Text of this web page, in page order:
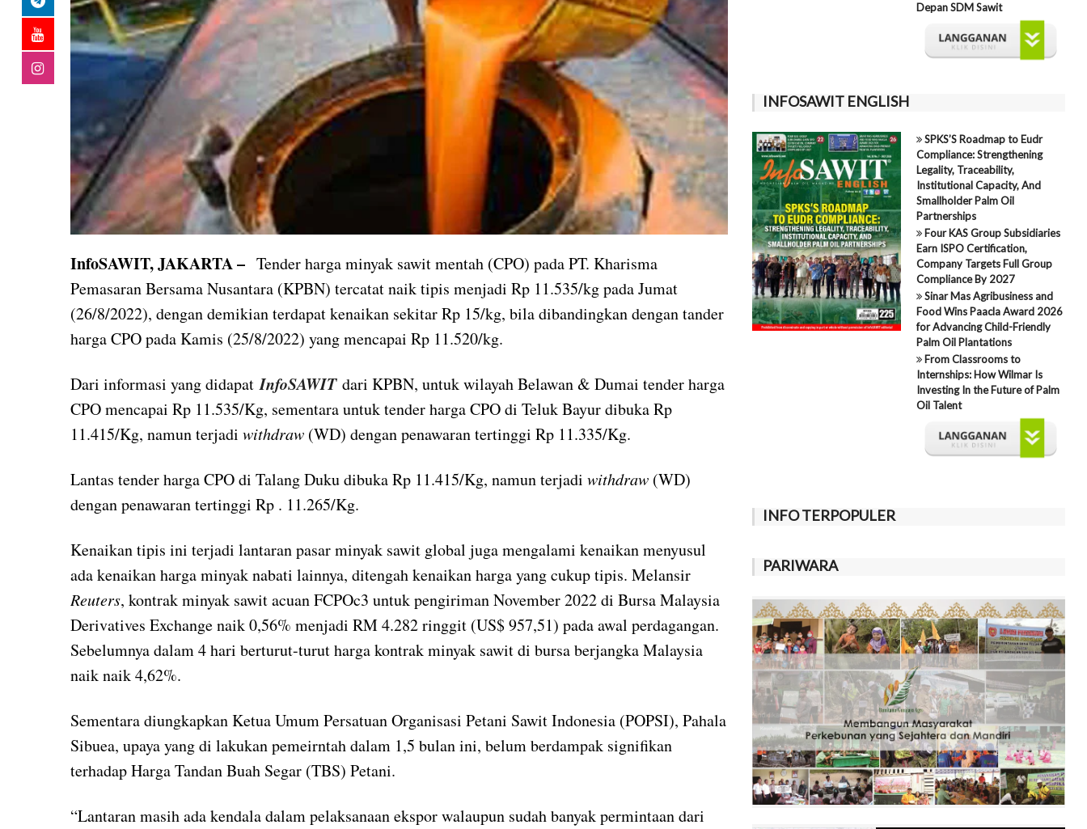
InfoSAWIT, JAKARTA – Tender harga minyak sawit mentah (CPO) pada PT. Kharisma
Pemasaran Bersama Nusantara (KPBN) tercatat naik tipis menjadi Rp 11.535/kg pada Jumat
(26/8/2022), dengan demikian terdapat kenaikan sekitar Rp 15/kg, bila dibandingkan dengan tander
harga CPO pada Kamis (25/8/2022) yang mencapai Rp 11.520/kg.
Dari informasi yang didapatInfoSAWITdari KPBN, untuk wilayah Belawan & Dumai tender harga
CPO mencapai Rp 11.535/Kg, sementara untuk tender harga CPO di Teluk Bayur dibuka Rp
11.415/Kg, namun terjadi withdraw(WD) dengan penawaran tertinggi Rp 11.335/Kg.
Lantas tender harga CPO di Talang Duku dibuka Rp 11.415/Kg, namun terjadi withdraw(WD)
dengan penawaran tertinggi Rp . 11.265/Kg.
Kenaikan tipis ini terjadi lantaran pasar minyak sawit global juga mengalami kenaikan menyusul
ada kenaikan harga minyak nabati lainnya, ditengah kenaikan harga yang cukup tipis. Melansir
Reuters, kontrak minyak sawit acuan FCPOc3 untuk pengiriman November 2022 di Bursa Malaysia
Derivatives Exchange naik 0,56% menjadi RM 4.282 ringgit (US$ 957,51) pada awal perdagangan.
Sebelumnya dalam 4 hari berturut-turut harga kontrak minyak sawit di bursa berjangka Malaysia
naik naik 4,62%.
Sementara diungkapkan Ketua Umum Persatuan Organisasi Petani Sawit Indonesia (POPSI), Pahala
Sibuea, upaya yang di lakukan pemeirntah dalam 1,5 bulan ini, belum berdampak signifikan
terhadap Harga Tandan Buah Segar (TBS) Petani.
“Lantaran masih ada kendala dalam pelaksanaan ekspor walaupun sudah banyak permintaan dari
Depan SDM Sawit
INFOSAWIT ENGLISH
SPKS’S Roadmap to Eudr
Compliance: Strengthening
Legality, Traceability,
Institutional Capacity, And
Smallholder Palm Oil
Partnerships
Four KAS Group Subsidiaries
Earn ISPO Certification,
Company Targets Full Group
Compliance By 2027
Sinar Mas Agribusiness and
Food Wins Paacla Award 2026
for Advancing Child-Friendly
Palm Oil Plantations
From Classrooms to
Internships: How Wilmar Is
Investing In the Future of Palm
Oil Talent
INFO TERPOPULER
PARIWARA